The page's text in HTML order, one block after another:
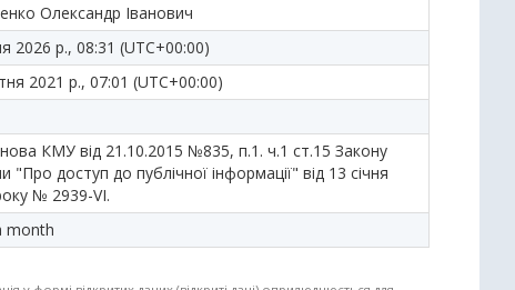
Олександр Іванович
2026 р., 08:31 (UTC+00:00)
2021 р., 07:01 (UTC+00:00)
КМУ від 21.10.2015 №835, п.1. ч.1 ст.15 Закону
"Про доступ до публічної інформації" від 13 січня
№ 2939-VI.
month